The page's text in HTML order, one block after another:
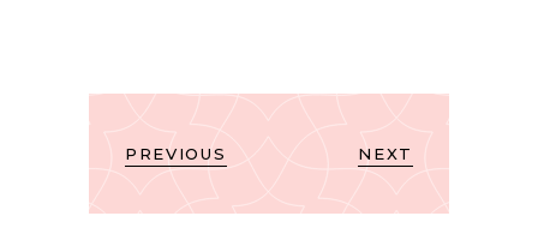
PREVIOUS NEXT